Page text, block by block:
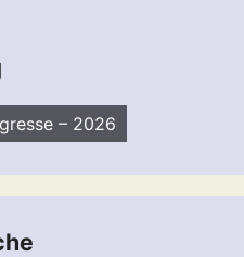
– 2026